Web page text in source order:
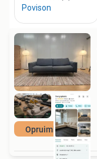
Opruimkorting